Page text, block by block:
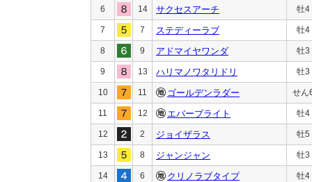
6 14 サクセスアーチ 牡4
7 7 ステディーラブ 牡4
8 9 アドマイヤワンダ 牡3
9 13 ハリマノワタリドリ 牡3
10 11 ゴールデンラダー せん
11 12 エバーブライト 牡4
12 2 ジョイザラス 牡5
13 8 ジャンジャン 牡3
14 6 クリノラブタイプ 牡4